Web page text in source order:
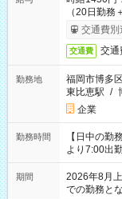
（20日勤務
交通費別
交通費 交通
勤務地
福岡市博多区
東比恵駅 /
企業
勤務時間
【日中の勤
より7:00出
期間
2026年8月
での勤務と